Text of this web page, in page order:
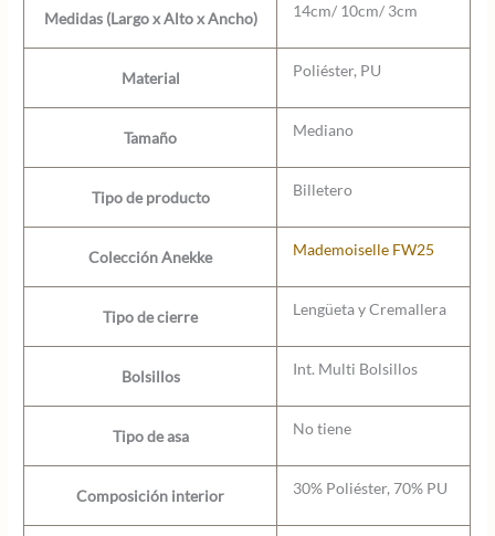
Medidas (Largo x Alto x Ancho) 14cm/ 10cm/ 3cm
Material Poliéster, PU
Tamaño Mediano
Tipo de producto Billetero
Colección Anekke Mademoiselle FW25
Tipo de cierre Lengüeta y Cremallera
Bolsillos Int. Multi Bolsillos
Tipo de asa No tiene
Composición interior 30% Poliéster, 70% PU